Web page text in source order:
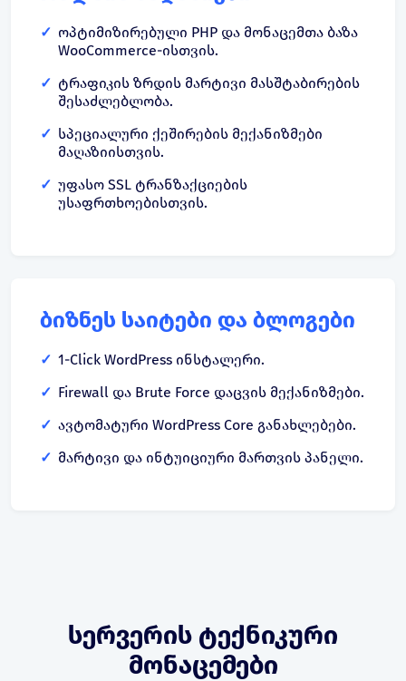
ოპტიმიზირებული PHP და მონაცემთა ბაზა
WooCommerce-ისთვის.
ტრაფიკის ზრდის მარტივი მასშტაბირების
შესაძლებლობა.
სპეციალური ქეშირების მექანიზმები
მაღაზიისთვის.
უფასო SSL ტრანზაქციების
უსაფრთხოებისთვის.
ბიზნეს საიტები და ბლოგები
1-Click WordPress ინსტალერი.
Firewall და Brute Force დაცვის მექანიზმები.
ავტომატური WordPress Core განახლებები.
მარტივი და ინტუიციური მართვის პანელი.
სერვერის ტექნიკური
მონაცემები